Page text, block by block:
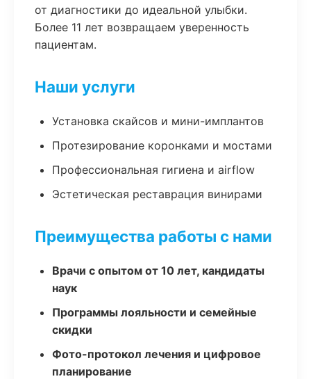
от диагностики до идеальной улыбки.
Более 11 лет возвращаем уверенность
пациентам.
Наши услуги
Установка скайсов и мини-имплантов
Протезирование коронками и мостами
Профессиональная гигиена и airflow
Эстетическая реставрация винирами
Преимущества работы с нами
Врачи с опытом от 10 лет, кандидаты
наук
Программы лояльности и семейные
скидки
Фото-протокол лечения и цифровое
планирование